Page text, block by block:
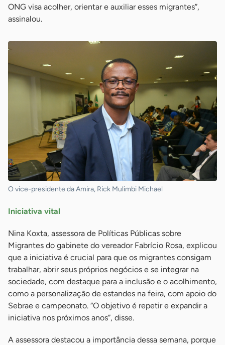
ONG visa acolher, orientar e auxiliar esses migrantes”,
assinalou.
O vice-presidente da Amira, Rick Mulimbi Michael
Iniciativa vital
Nina Koxta, assessora de Políticas Públicas sobre
Migrantes do gabinete do vereador Fabrício Rosa, explicou
que a iniciativa é crucial para que os migrantes consigam
trabalhar, abrir seus próprios negócios e se integrar na
sociedade, com destaque para a inclusão e o acolhimento,
como a personalização de estandes na feira, com apoio do
Sebrae e campeonato. “O objetivo é repetir e expandir a
iniciativa nos próximos anos”, disse.
A assessora destacou a importância dessa semana, porque